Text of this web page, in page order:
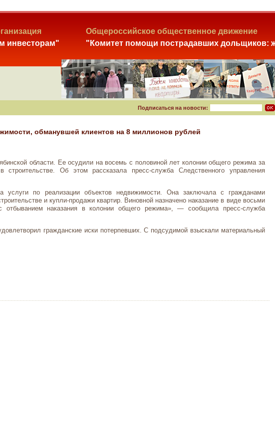
инвесторам"
Общероссийское общественное движение
"Комитет помощи пострадавших дольщиков:
Подписаться на новости:
обманувшей клиентов на 8 миллионов рублей
области. Ее осудили на восемь с половиной лет колонии общего режима за
Об этом рассказала пресс-служба Следственного управления
услуги по реализации объектов недвижимости. Она заключала с гражданами
и купли-продажи квартир. Виновной назначено наказание в виде восьми
наказания в колонии общего режима», — сообщила пресс-служба
гражданские иски потерпевших. С подсудимой взыскали материальный